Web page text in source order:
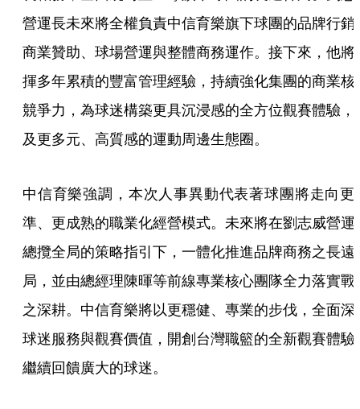
營運長未來將全權負責中信育樂旗下球團的品牌行銷
商業贊助、球場營運與整體商務運作。接下來，他將
揮多年累積的豐富管理經驗，持續強化集團的商業核
競爭力，為球迷構築更具沉浸感的全方位觀賽體驗，
及更多元、高質感的運動周邊生態圈。
中信育樂強調，本次人事異動代表著球團將走向更
準、更成熟的職業化經營模式。未來將在劉志威營運
總攬全局的策略指引下，一體化推進品牌商務之長遠
局，並由總經理陳暉等前線專業核心團隊全力落實戰
之深耕。中信育樂將以更穩健、專業的步伐，全面深
球迷服務與觀賽價值，開創台灣職籃的全新觀賽體驗
繼續回饋廣大的球迷。